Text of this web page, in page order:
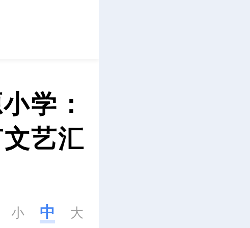
学：
艺汇
小 中 大